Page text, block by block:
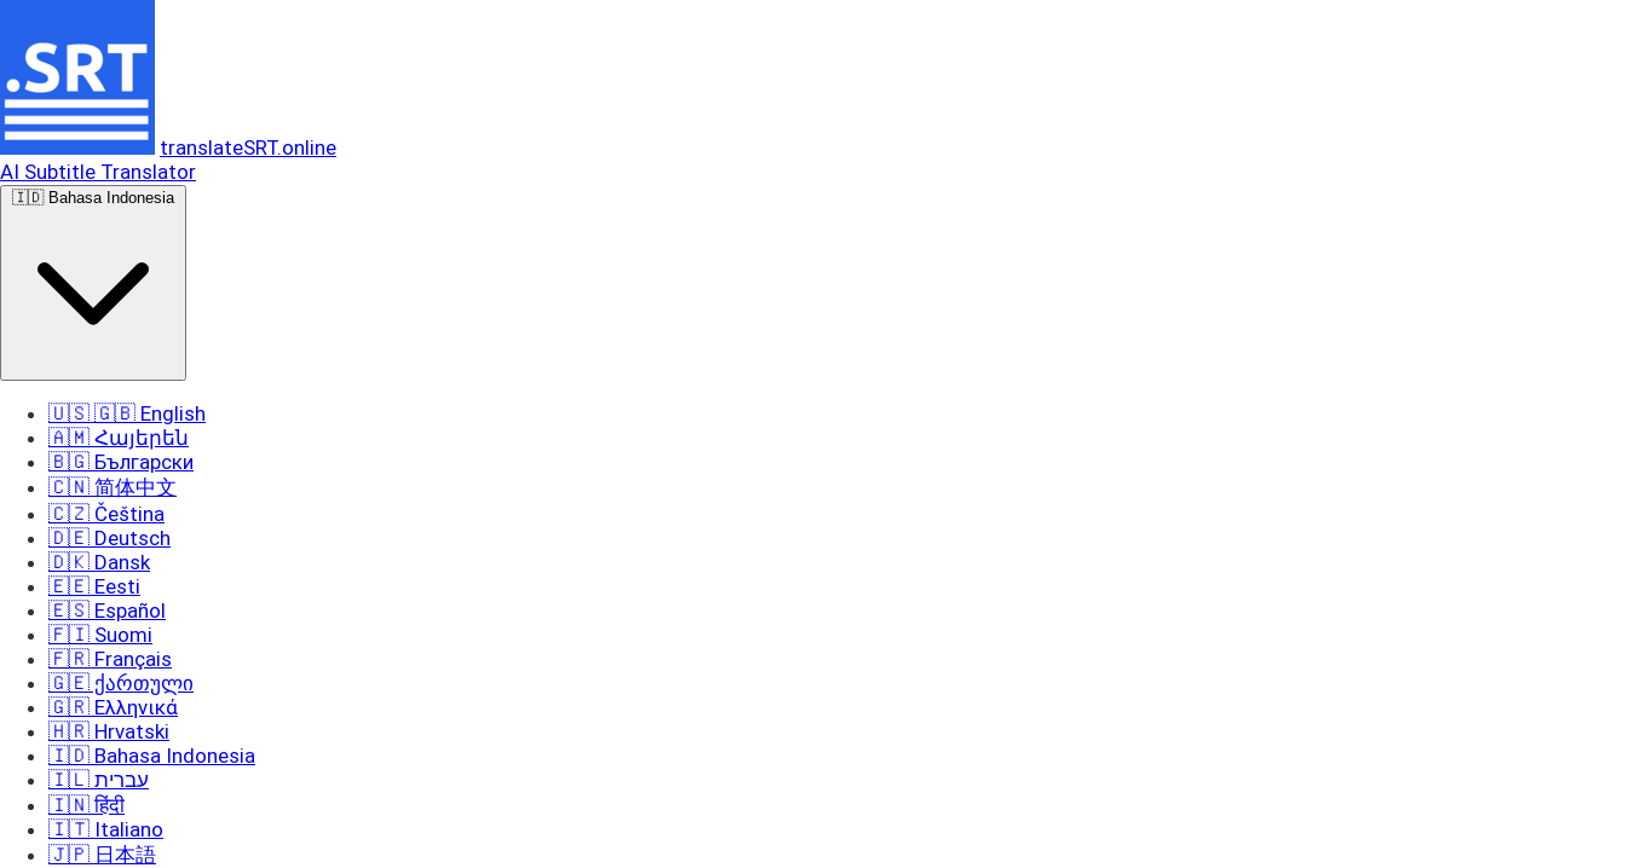
translateSRT.online
AI Subtitle Translator
🇮🇩 Bahasa Indonesia
🇺🇸 🇬🇧 English
🇦🇲 Հայերեն
🇧🇬 Български
🇨🇳 简体中文
🇨🇿 Čeština
🇩🇪 Deutsch
🇩🇰 Dansk
🇪🇪 Eesti
🇪🇸 Español
🇫🇮 Suomi
🇫🇷 Français
🇬🇪 ქართული
🇬🇷 Ελληνικά
🇭🇷 Hrvatski
🇮🇩 Bahasa Indonesia
🇮🇱 עברית
🇮🇳 हिंदी
🇮🇹 Italiano
🇯🇵 日本語